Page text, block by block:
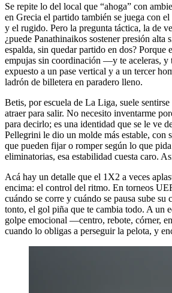
Se repite lo del local que “ahoga” con
en Grecia el partido también se juega con
y el rugido. Pero la pregunta táctica, la de
¿puede Panathinaikos sostener presión alta
espalda, sin quedar partido en dos? Porque
empujas sin coordinación —y te aceleras, y
expuesto a un pase vertical y a un tercer
ladrón de billetera en paradero lleno.
Betis, por escuela de La Liga, suele
atraer para salir. No necesito inventarme
para decirlo; es una identidad que se le ve
Pellegrini le dio un molde más estable, con
que pueden fijar o romper según lo que
eliminatorias, esa estabilidad cuesta caro.
Acá hay un detalle que el 1X2 a veces
encima: el control del ritmo. En torneos
cuándo se corre y cuándo se pausa sube su
tonto, el gol piña que te cambia todo. A un
golpe emocional —centro, rebote, córner,
cuando lo obligas a perseguir la pelota, y